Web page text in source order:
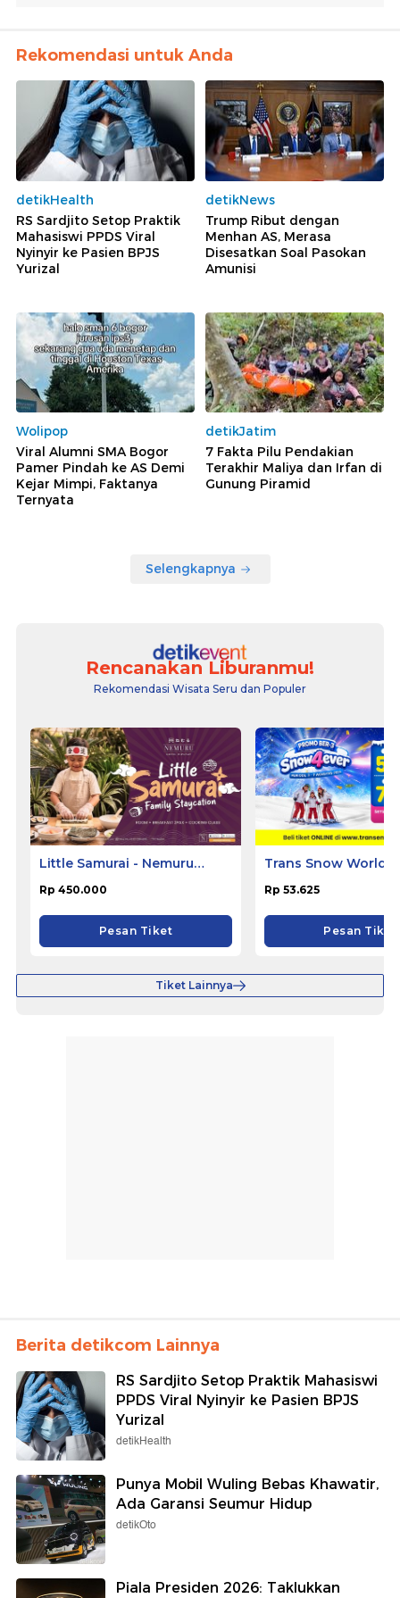
Rekomendasi untuk Anda
detikHealth
RS Sardjito Setop Praktik
Mahasiswi PPDS Viral
Nyinyir ke Pasien BPJS
Yurizal
detikNews
Trump Ribut dengan
Menhan AS, Merasa
Disesatkan Soal Pasokan
Amunisi
Wolipop
Viral Alumni SMA Bogor
Pamer Pindah ke AS Demi
Kejar Mimpi, Faktanya
Ternyata
detikJatim
7 Fakta Pilu Pendakian
Terakhir Maliya dan Irfan di
Gunung Piramid
Selengkapnya
Rencanakan Liburanmu!
Rekomendasi Wisata Seru dan Populer
Little Samurai - Nemuru
Rp 450.000
Pesan Tiket
Trans Snow World
Rp 53.625
Pesan Tiket
Tiket Lainnya
Berita detikcom Lainnya
RS Sardjito Setop Praktik Mahasiswi
PPDS Viral Nyinyir ke Pasien BPJS
Yurizal
detikHealth
Punya Mobil Wuling Bebas Khawatir,
Ada Garansi Seumur Hidup
detikOto
Piala Presiden 2026: Taklukkan